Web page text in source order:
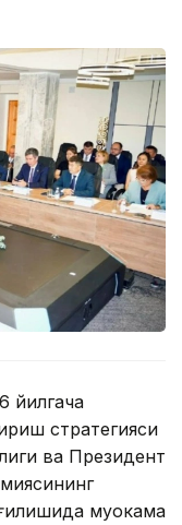
йилгача
стратегияси
ва Президент
муҳокама